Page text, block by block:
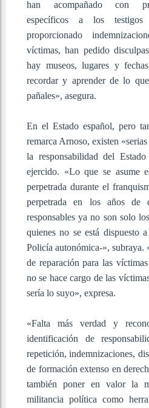
han acompañado con
específicos a los
proporcionado
víctimas, han pedido
hay museos, lugares y
recordar y aprender de lo
pañales», asegura.
En el Estado español, pero
remarca Arnoso, existen
la responsabilidad del
ejercido. «Lo que se asume
perpetrada durante el
perpetrada en los años de
responsables ya no son solo
quienes no se está dispuesto
Policía autonómica-», subraya.
de reparación para las
no se hace cargo de las
sería lo suyo», expresa.
«Falta más verdad y
identificación de
repetición, indemnizaciones,
de formación extenso en
también poner en valor la
militancia política como